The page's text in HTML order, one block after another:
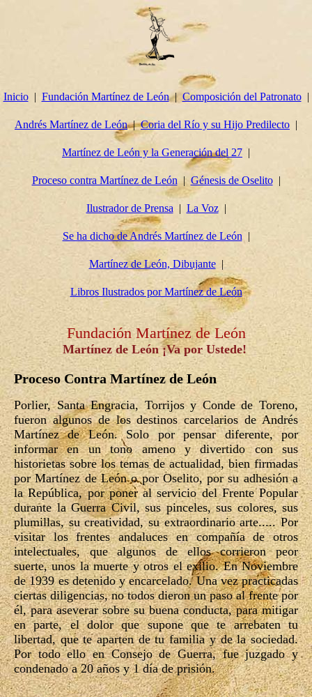
Inicio Fundación Martínez de León Composición del Patronato
Andrés Martínez de León Coria del Río y su Hijo Predilecto
Martínez de León y la Generación del 27
Proceso contra Martínez de León Génesis de Oselito
Ilustrador de Prensa La Voz
Se ha dicho de Andrés Martínez de León
Martínez de León, Dibujante
Libros Ilustrados por Martínez de León
Fundación Martínez de León
Martínez de León ¡Va por Ustede!
Proceso Contra Martínez de León
Porlier, Santa Engracia, Torrijos y Conde de Toreno,
fueron algunos de los destinos carcelarios de Andrés
Martínez de León. Solo por pensar diferente, por
informar en un tono ameno y divertido con sus
historietas sobre los temas de actualidad, bien firmadas
por Martínez de León o por Oselito, por su adhesión a
la República, por poner al servicio del Frente Popular
durante la Guerra Civil, sus pinceles, sus colores, sus
plumillas, su creatividad, su extraordinario arte..... Por
visitar los frentes andaluces en compañía de otros
intelectuales, que algunos de ellos corrieron peor
suerte, unos la muerte y otros el exilio. En Noviembre
de 1939 es detenido y encarcelado. Una vez practicadas
ciertas diligencias, no todos dieron un paso al frente por
él, para aseverar sobre su buena conducta, para mitigar
en parte, el dolor que supone que te arrebaten tu
libertad, que te aparten de tu familia y de la sociedad.
Por todo ello en Consejo de Guerra, fue juzgado y
condenado a 20 años y 1 día de prisión.